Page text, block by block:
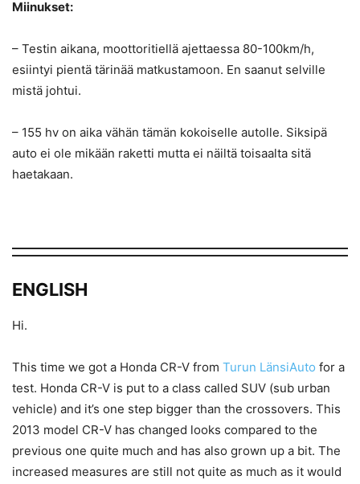
Miinukset:
– Testin aikana, moottoritiellä ajettaessa 80-100km/h,
esiintyi pientä tärinää matkustamoon. En saanut selville
mistä johtui.
– 155 hv on aika vähän tämän kokoiselle autolle. Siksipä
auto ei ole mikään raketti mutta ei näiltä toisaalta sitä
haetakaan.
ENGLISH
Hi.
This time we got a Honda CR-V from Turun LänsiAuto for a
test. Honda CR-V is put to a class called SUV (sub urban
vehicle) and it’s one step bigger than the crossovers. This
2013 model CR-V has changed looks compared to the
previous one quite much and has also grown up a bit. The
increased measures are still not quite as much as it would